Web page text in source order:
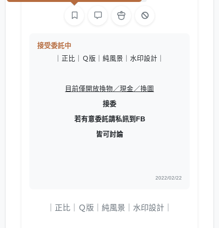
接受委託中
｜正比｜Ｑ版｜純風景｜水印設計｜
目前僅開放換物／現金／換圖
接委
若有意委託請私訊到FB
皆可討論
2022/02/22
｜正比｜Ｑ版｜純風景｜水印設計｜